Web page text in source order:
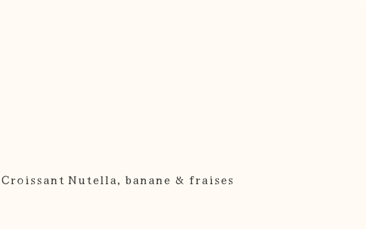
Croissant Nutella, banane & fraises